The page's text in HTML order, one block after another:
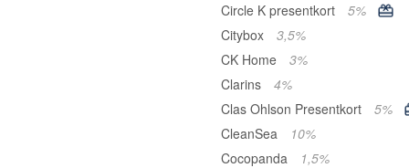
Circle K presentkort
5%
Citybox
3,5%
CK Home
3%
Clarins
4%
Clas Ohlson Presentkort
5%
CleanSea
10%
Cocopanda
1,5%